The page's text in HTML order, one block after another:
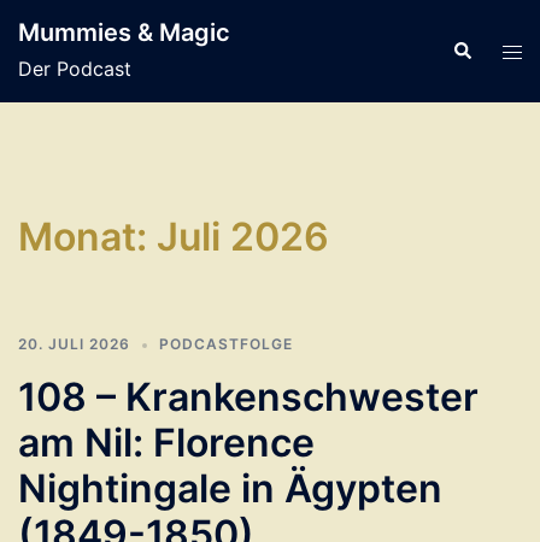
Inhalt
springen
Mummies & Magic
Der Podcast
Suche
Monat: Juli 2026
20. JULI 2026 PODCASTFOLGE
108 – Krankenschwester
am Nil: Florence
Nightingale in Ägypten